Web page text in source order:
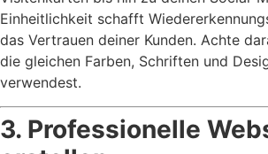
Einheitlichkeit schafft
das Vertrauen deiner Kunden. Achte
die gleichen Farben, Schriften und
verwendest.
3. Professionelle